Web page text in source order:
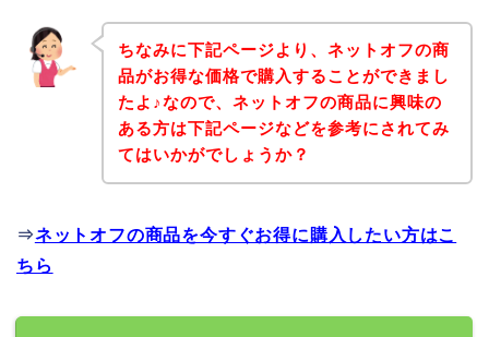
ちなみに下記ページより、ネットオフの商
品がお得な価格で購入することができまし
たよ♪なので、ネットオフの商品に興味の
ある方は下記ページなどを参考にされてみ
てはいかがでしょうか？
⇒ネットオフの商品を今すぐお得に購入したい方はこ
ちら